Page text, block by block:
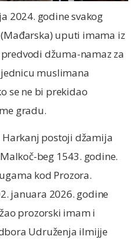
2024. godine svakog
uputi imama iz
džuma-namaz za
muslimana
se ne bi prekidao
gradu.
postoji džamija
beg 1543. godine.
kod Prozora.
januara 2026. godine
prozorski imam i
Udruženja ilmijje